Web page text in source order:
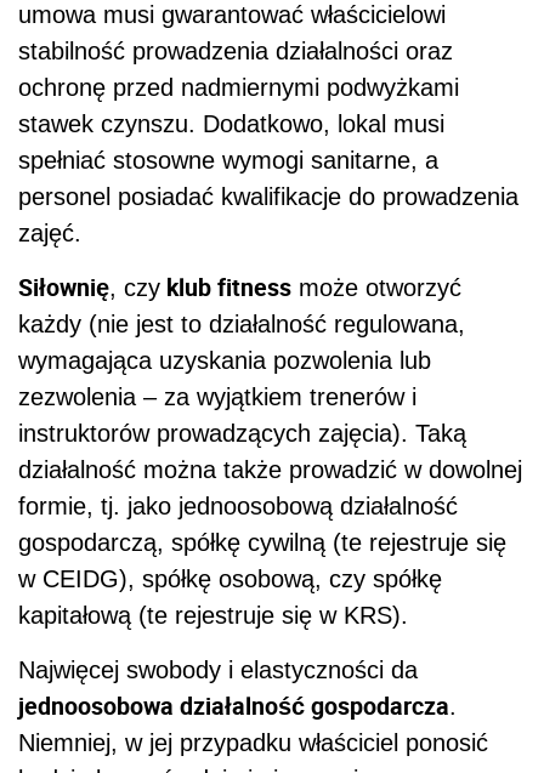
umowa musi gwarantować właścicielowi
stabilność prowadzenia działalności oraz
ochronę przed nadmiernymi podwyżkami
stawek czynszu. Dodatkowo, lokal musi
spełniać stosowne wymogi sanitarne, a
personel posiadać kwalifikacje do prowadzenia
zajęć.
Siłownię, czy klub fitness może otworzyć
każdy (nie jest to działalność regulowana,
wymagająca uzyskania pozwolenia lub
zezwolenia – za wyjątkiem trenerów i
instruktorów prowadzących zajęcia). Taką
działalność można także prowadzić w dowolnej
formie, tj. jako jednoosobową działalność
gospodarczą, spółkę cywilną (te rejestruje się
w CEIDG), spółkę osobową, czy spółkę
kapitałową (te rejestruje się w KRS).
Najwięcej swobody i elastyczności da
jednoosobowa działalność gospodarcza.
Niemniej, w jej przypadku właściciel ponosić